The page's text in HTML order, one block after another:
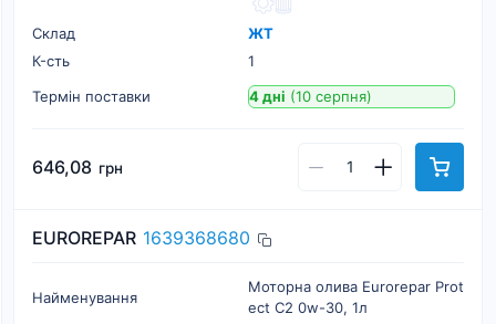
Склад
ЖТ
К-cть
1
Термін поставки
4 дні (10 серпня)
646,08 грн
EUROREPAR 1639368680
Найменування
Моторна олива Eurorepar Prot
ect C2 0w-30, 1л